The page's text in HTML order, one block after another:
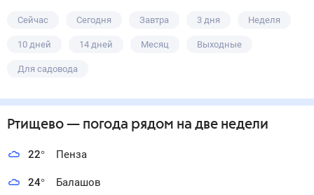
Сейчас Сегодня Завтра 3 дня Неделя
10 дней 14 дней Месяц Выходные
Для садовода
Ртищево— погода рядом на две недели
22° Пенза
24° Балашов